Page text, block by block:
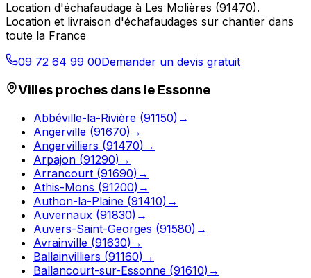
Location d'échafaudage à Les Molières (91470).
Location et livraison d'échafaudages sur chantier dans
toute la France
09 72 64 99 00Demander un devis gratuit
Villes proches dans le Essonne
Abbéville-la-Rivière (91150) →
Angerville (91670) →
Angervilliers (91470) →
Arpajon (91290) →
Arrancourt (91690) →
Athis-Mons (91200) →
Authon-la-Plaine (91410) →
Auvernaux (91830) →
Auvers-Saint-Georges (91580) →
Avrainville (91630) →
Ballainvilliers (91160) →
Ballancourt-sur-Essonne (91610) →